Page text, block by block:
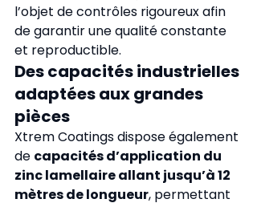
l’objet de contrôles rigoureux afin
de garantir une qualité constante
et reproductible.
Des capacités industrielles
adaptées aux grandes
pièces
Xtrem Coatings dispose également
de capacités d’application du
zinc lamellaire allant jusqu’à 12
mètres de longueur, permettant